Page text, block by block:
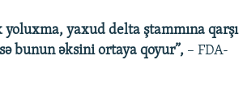
yaxud delta ştammına qarşı
bunun əksini ortaya qoyur”, – FDA-